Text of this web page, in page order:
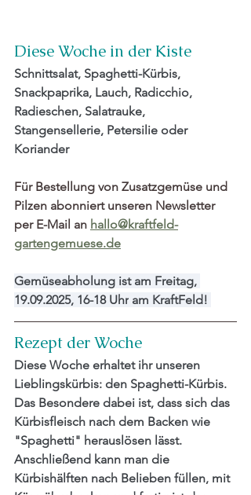
Diese Woche in der Kiste
Schnittsalat, Spaghetti-Kürbis,
Snackpaprika, Lauch, Radicchio,
Radieschen, Salatrauke,
Stangensellerie, Petersilie oder
Koriander
Für Bestellung von Zusatzgemüse und
Pilzen abonniert unseren Newsletter
per E-Mail an hallo@kraftfeld-
gartengemuese.de
Gemüseabholung ist am Freitag,
19.09.2025, 16-18 Uhr am KraftFeld!
Rezept der Woche
Diese Woche erhaltet ihr unseren
Lieblingskürbis: den Spaghetti-Kürbis.
Das Besondere dabei ist, dass sich das
Kürbisfleisch nach dem Backen wie
"Spaghetti" herauslösen lässt.
Anschließend kann man die
Kürbishälften nach Belieben füllen, mit